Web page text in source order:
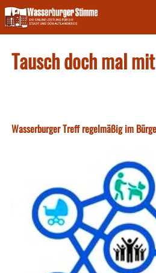
Skip
to
content
Tausch doch mal mit
Wasserburger Treff regelmäßig im